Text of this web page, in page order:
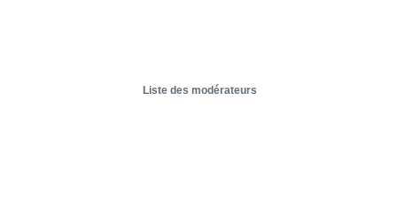
Liste des modérateurs